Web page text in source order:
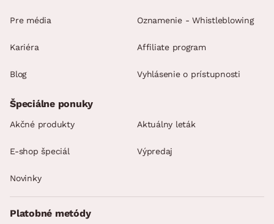
Pre média
Kariéra
Blog
Oznamenie - Whistleblowing
Affiliate program
Vyhlásenie o prístupnosti
Špeciálne ponuky
Akčné produkty Aktuálny leták
E-shop špeciál Výpredaj
Novinky
Platobné metódy